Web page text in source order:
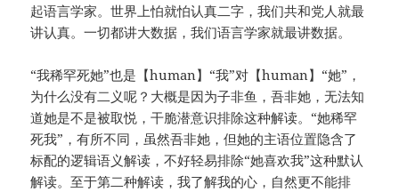
起语言学家。世界上怕就怕认真二字，我们共和党人就最
讲认真。一切都讲大数据，我们语言学家就最讲数据。
“我稀罕死她”也是【human】“我”对【human】“她”，
为什么没有二义呢？大概是因为子非鱼，吾非她，无法知
道她是不是被取悦，干脆潜意识排除这种解读。“她稀罕
死我”，有所不同，虽然吾非她，但她的主语位置隐含了
标配的逻辑语义解读，不好轻易排除“她喜欢我”这种默认
解读。至于第二种解读，我了解我的心，自然更不能排